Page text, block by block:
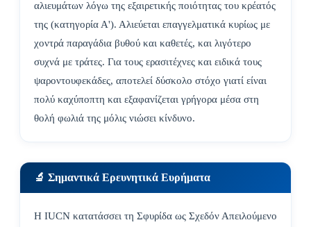
αλιευμάτων λόγω της εξαιρετικής ποιότητας του κρέατός
της (κατηγορία Α'). Αλιεύεται επαγγελματικά κυρίως με
χοντρά παραγάδια βυθού και καθετές, και λιγότερο
συχνά με τράτες. Για τους ερασιτέχνες και ειδικά τους
ψαροντουφεκάδες, αποτελεί δύσκολο στόχο γιατί είναι
πολύ καχύποπτη και εξαφανίζεται γρήγορα μέσα στη
θολή φωλιά της μόλις νιώσει κίνδυνο.
🔬 Σημαντικά Ερευνητικά Ευρήματα
Η IUCN κατατάσσει τη Σφυρίδα ως Σχεδόν Απειλούμενο